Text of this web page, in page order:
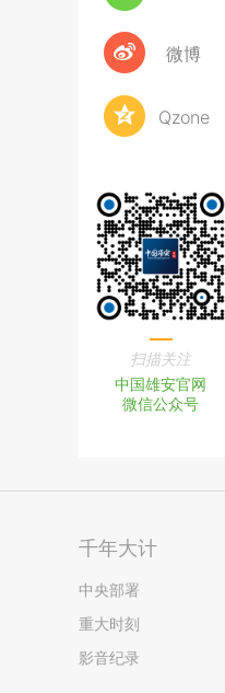
微博
Qzone
扫描关注
中国雄安官网
微信公众号
千年大计
中央部署
重大时刻
影音纪录